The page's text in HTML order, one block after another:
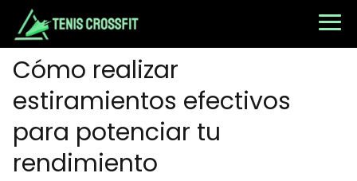
Cómo realizar
estiramientos efectivos
para potenciar tu
rendimiento